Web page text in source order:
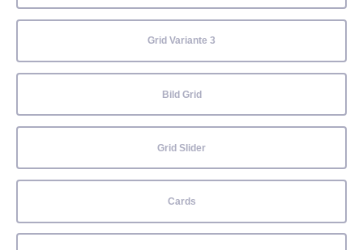
Grid Variante 3
Bild Grid
Grid Slider
Cards